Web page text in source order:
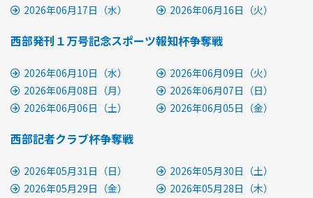
2026年06月17日（水）
2026年06月16日（火）
西部発刊１万号記念スポーツ報知杯争奪戦
2026年06月10日（水）
2026年06月09日（火）
2026年06月08日（月）
2026年06月07日（日）
2026年06月06日（土）
2026年06月05日（金）
西部記者クラブ杯争奪戦
2026年05月31日（日）
2026年05月30日（土）
2026年05月29日（金）
2026年05月28日（木）